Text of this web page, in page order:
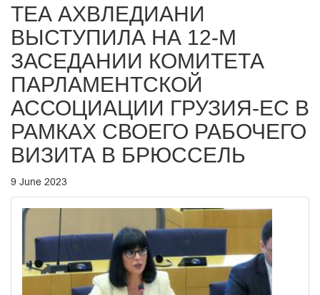
ТЕА АХВЛЕДИАНИ
ВЫСТУПИЛА НА 12-М
ЗАСЕДАНИИ КОМИТЕТА
ПАРЛАМЕНТСКОЙ
АССОЦИАЦИИ ГРУЗИЯ-ЕС В
РАМКАХ СВОЕГО РАБОЧЕГО
ВИЗИТА В БРЮССЕЛЬ
9 June 2023